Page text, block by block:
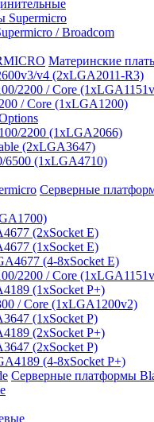
Supermicro
/ Broadcom
Материнские
v4 (2xLGA2011-R3)
2200 / Core
/ Core (1xLGA1200)
2200 (1xLGA2066)
(2xLGA3647)
6500 (1xLGA4710)
Серверные
(2xSocket E)
(1xSocket E)
(4-8xSocket E)
2200 / Core
(1xSocket P+)
/ Core (1xLGA1200v2)
(1xSocket P)
(2xSocket P+)
(2xSocket P)
(4-8xSocket P+)
Серверные платформы